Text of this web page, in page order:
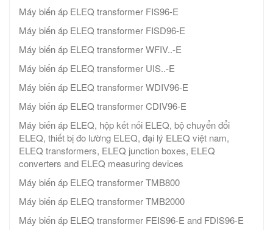
Máy biến áp ELEQ transformer FIS96-E
Máy biến áp ELEQ transformer FISD96-E
Máy biến áp ELEQ transformer WFIV..-E
Máy biến áp ELEQ transformer UIS..-E
Máy biến áp ELEQ transformer WDIV96-E
Máy biến áp ELEQ transformer CDIV96-E
Máy biến áp ELEQ, hộp kết nối ELEQ, bộ chuyển đổi
ELEQ, thiết bị đo lường ELEQ, đại lý ELEQ việt nam,
ELEQ transformers, ELEQ junction boxes, ELEQ
converters and ELEQ measuring devices
Máy biến áp ELEQ transformer TMB800
Máy biến áp ELEQ transformer TMB2000
Máy biến áp ELEQ transformer FEIS96-E and FDIS96-E